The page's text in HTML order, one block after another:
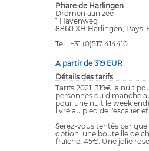
Phare de Harlingen
Dromen aan zee
1 Havenweg
8860 XH Harlingen, Pays-
Tel : +31 (0)517 414410
A partir de 319 EUR
Détails des tarifs
Tarifs 2021, 319€ la nuit
personnes du dimanche
pour une nuit le week
livré au pied de l'escalier
Serez-vous tentés par
option, une bouteille de
fraîche, 45€. Une jolie